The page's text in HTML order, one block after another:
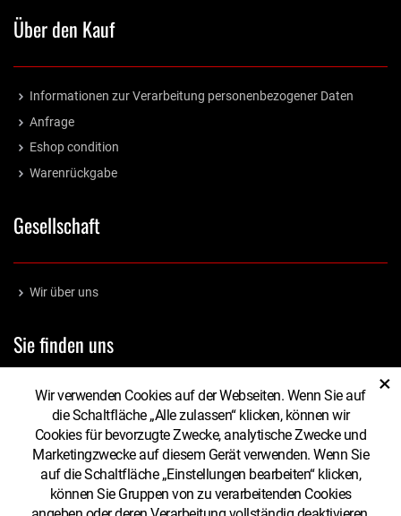
Wir verwenden Cookies auf der Webseiten. Wenn Sie auf
die Schaltfläche „Alle zulassen“ klicken, können wir
Cookies für bevorzugte Zwecke, analytische Zwecke und
Marketingzwecke auf diesem Gerät verwenden. Wenn Sie
auf die Schaltfläche „Einstellungen bearbeiten“ klicken,
können Sie Gruppen von zu verarbeitenden Cookies
×
Über den Kauf
Informationen zur Verarbeitung personenbezogener Daten
Anfrage
Eshop condition
Warenrückgabe
Gesellschaft
Wir über uns
Sie finden uns
HORMA Displays s.r.o.
Havlíčková 2838, 767 01 Kroměříž
Tschechische Republik
IČ: 29312817, DIČ: CZ29312817